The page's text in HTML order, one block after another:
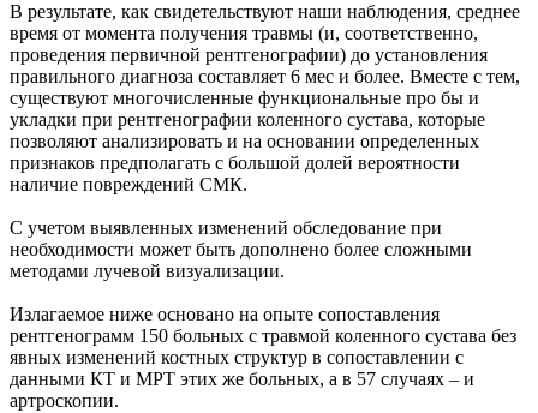
В результате, как свидетельствуют наши наблюдения, среднее
время от момента получения травмы (и, соответственно,
проведения первичной рентгенографии) до установления
правильного диагноза составляет 6 мес и более. Вместе с тем,
существуют многочисленные функциональные про бы и
укладки при рентгенографии коленного сустава, которые
позволяют анализировать и на основании определенных
признаков предполагать с большой долей вероятности
наличие повреждений СМК.
С учетом выявленных изменений обследование при
необходимости может быть дополнено более сложными
методами лучевой визуализации.
Излагаемое ниже основано на опыте сопоставления
рентгенограмм 150 больных с травмой коленного сустава без
явных изменений костных структур в сопоставлении с
данными КТ и МРТ этих же больных, а в 57 случаях – и
артроскопии.